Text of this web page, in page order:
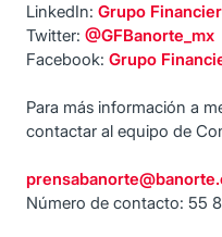
LinkedIn: Grupo
Twitter: @GFBanorte_mx
Facebook: Grupo
Para más información a
contactar al equipo de
Número de contacto: 55